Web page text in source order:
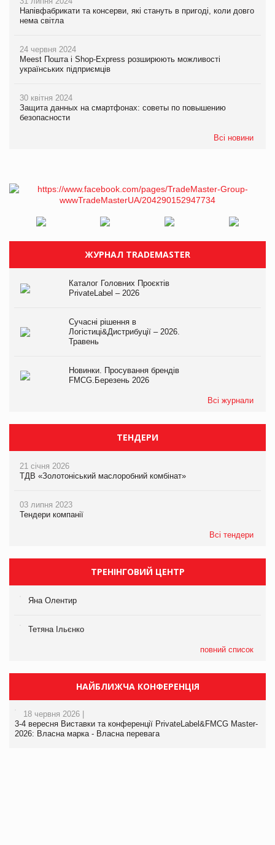
Напівфабрикати та консерви, які стануть в пригоді, коли довго
нема світла
24 червня 2024
Meest Пошта і Shop-Express розширюють можливості
українських підприємців
30 квітня 2024
Защита данных на смартфонах: советы по повышению
безопасности
Всі новини
ЖУРНАЛ TRADEMASTER
Каталог Головних Проєктів
PrivateLabel – 2026
Сучасні рішення в
Логістиці&Дистрибуції – 2026.
Травень
Новинки. Просування брендів
FMCG.Березень 2026
Всі журнали
ТЕНДЕРИ
21 січня 2026
ТДВ «Золотоніський маслоробний комбінат»
03 липня 2023
Тендери компанії
Всі тендери
ТРЕНІНГОВИЙ ЦЕНТР
Яна Олентир
Тетяна Ільєнко
повний список
НАЙБЛИЖЧА КОНФЕРЕНЦІЯ
18 червня 2026 |
3-4 вересня Виставки та конференції PrivateLabel&FMCG Master-
2026: Власна марка - Власна перевага